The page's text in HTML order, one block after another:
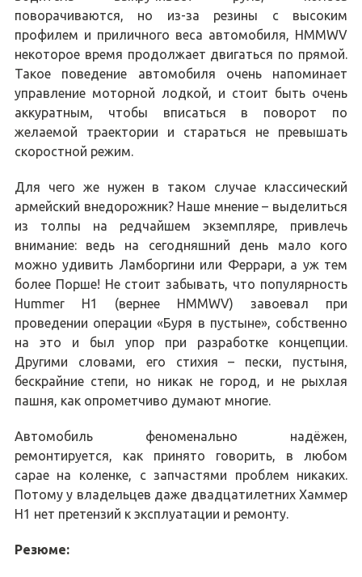
поворачиваются, но из-за резины с высоким
профилем и приличного веса автомобиля, HMMWV
некоторое время продолжает двигаться по прямой.
Такое поведение автомобиля очень напоминает
управление моторной лодкой, и стоит быть очень
аккуратным, чтобы вписаться в поворот по
желаемой траектории и стараться не превышать
скоростной режим.
Для чего же нужен в таком случае классический
армейский внедорожник? Наше мнение – выделиться
из толпы на редчайшем экземпляре, привлечь
внимание: ведь на сегодняшний день мало кого
можно удивить Ламборгини или Феррари, а уж тем
более Порше! Не стоит забывать, что популярность
Hummer H1 (вернее HMMWV) завоевал при
проведении операции «Буря в пустыне», собственно
на это и был упор при разработке концепции.
Другими словами, его стихия – пески, пустыня,
бескрайние степи, но никак не город, и не рыхлая
пашня, как опрометчиво думают многие.
Автомобиль феноменально надёжен,
ремонтируется, как принято говорить, в любом
сарае на коленке, с запчастями проблем никаких.
Потому у владельцев даже двадцатилетних Хаммер
H1 нет претензий к эксплуатации и ремонту.
Резюме: